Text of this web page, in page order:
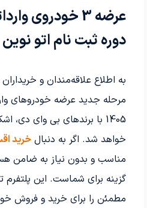
عرضه 3 خودروی
دوره ثبت نام اتو نوین
به اطلاع علاقه‌مندان و
مرحله جدید عرضه خودروهای
1405 با برندهایبی وای دی،
خواهد شد. اگر به دنبال خرید
مناسب و بدون نیاز به ضامن
گزینه برای شماست. این
مطمئن را برای خرید و فروش